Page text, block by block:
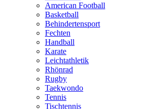
American Football
Basketball
Behindertensport
Fechten
Handball
Karate
Leichtathletik
Rhönrad
Rugby
Taekwondo
Tennis
Tischtennis